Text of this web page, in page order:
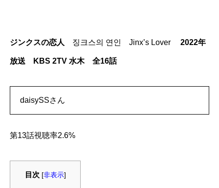
ジンクスの恋人 징크스의 연인 Jinx’s Lover 2022年
放送 KBS 2TV 水木 全16話
daisySSさん
第13話視聴率2.6%
目次 [非表示]